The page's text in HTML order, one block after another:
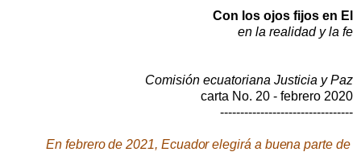
Con los ojos fijos en El
en la realidad y la fe
Comisión ecuatoriana Justicia y Paz
carta No. 20 - febrero 2020
---------------------------------
En febrero de 2021, Ecuador elegirá a buena parte de